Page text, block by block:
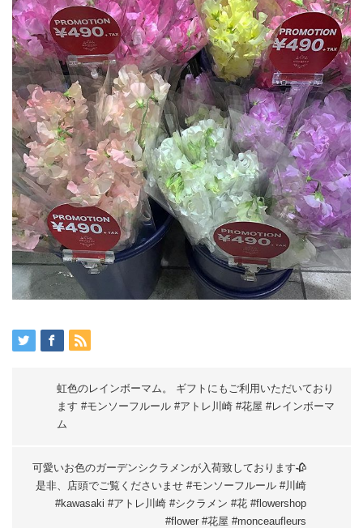
虹色のレインボーマム。 ギフトにもご利用いただいており
ます #モンソーフルール #アトレ川崎 #花屋 #レインボーマ
ム
可愛いお色のガーデンシクラメンが入荷致しております🥀
是非、店頭でご覧くださいませ #モンソーフルール #川崎
#kawasaki #アトレ川崎 #シクラメン #花 #flowershop
#flower #花屋 #monceaufleurs